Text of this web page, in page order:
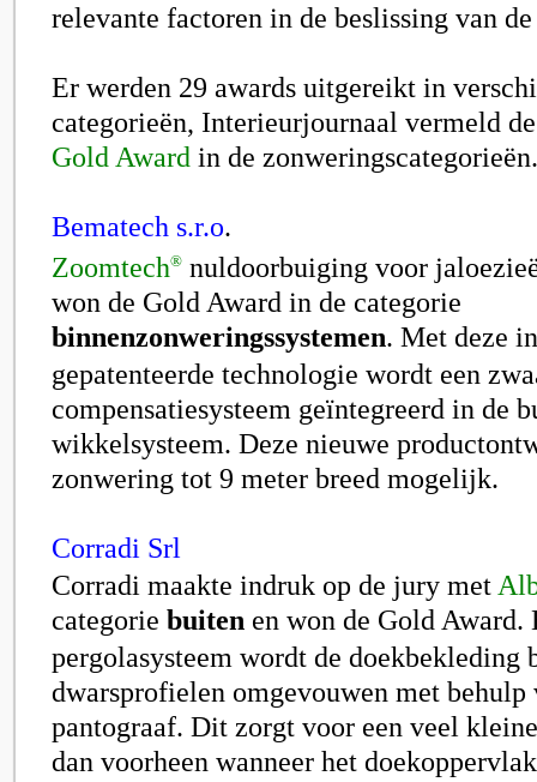
relevante factoren in de beslissing van
Er werden 29 awards uitgereikt in
categorieën, Interieurjournaal vermeld
Gold Award in de zonweringscategorieën.
Bematech s.r.o.
Zoomtech® nuldoorbuiging voor
won de Gold Award in de categorie
binnenzonweringssystemen. Met deze
gepatenteerde technologie wordt een
compensatiesysteem geïntegreerd in de
wikkelsysteem. Deze nieuwe
zonwering tot 9 meter breed mogelijk.
Corradi Srl
Corradi maakte indruk op de jury met
categorie buiten en won de Gold
pergolasysteem wordt de doekbekleding
dwarsprofielen omgevouwen met behulp
pantograaf. Dit zorgt voor een veel
dan voorheen wanneer het